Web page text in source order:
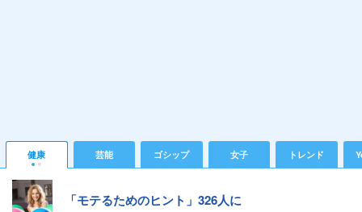
健康 芸能 ゴシップ 女子 トレンド
「モテるためのヒント」326人に